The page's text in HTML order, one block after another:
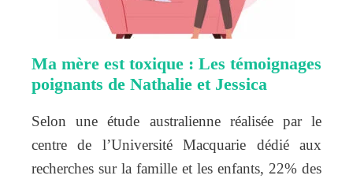
Ma mère est toxique : Les témoignages
poignants de Nathalie et Jessica
Selon une étude australienne réalisée par le
centre de l’Université Macquarie dédié aux
recherches sur la famille et les enfants, 22% des